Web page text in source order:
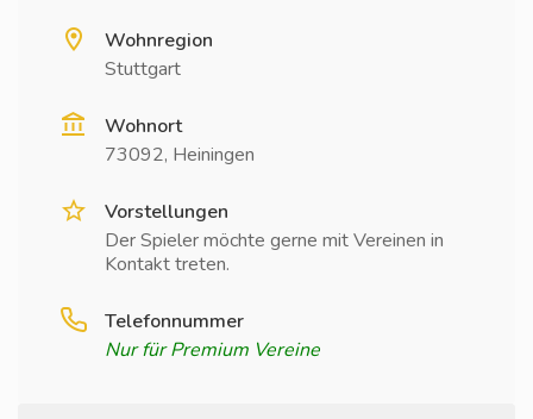
Wohnregion
Stuttgart
Wohnort
73092, Heiningen
Vorstellungen
Der Spieler möchte gerne mit Vereinen in
Kontakt treten.
Telefonnummer
Nur für Premium Vereine